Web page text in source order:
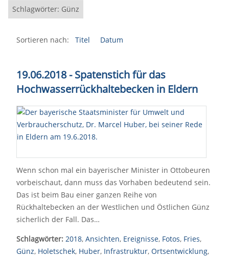
Schlagwörter: Günz
Sortieren nach: Titel Datum
19.06.2018 - Spatenstich für das
Hochwasserrückhaltebecken in Eldern
Wenn schon mal ein bayerischer Minister in Ottobeuren
vorbeischaut, dann muss das Vorhaben bedeutend sein.
Das ist beim Bau einer ganzen Reihe von
Rückhaltebecken an der Westlichen und Östlichen Günz
sicherlich der Fall. Das…
Schlagwörter: 2018, Ansichten, Ereignisse, Fotos, Fries,
Günz, Holetschek, Huber, Infrastruktur, Ortsentwicklung,